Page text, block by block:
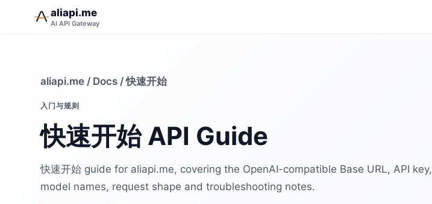
aliapi.me
AI API Gateway
aliapi.me / Docs / 快速开始
入门与规则
快速开始 API Guide
快速开始 guide for aliapi.me, covering the OpenAI-compatible Base URL, API key,
model names, request shape and troubleshooting notes.